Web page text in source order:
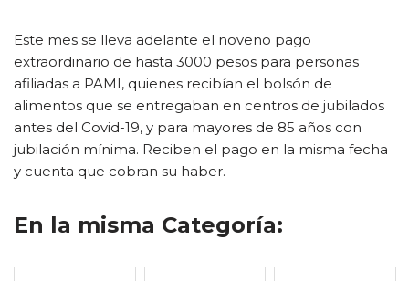
Este mes se lleva adelante el noveno pago
extraordinario de hasta 3000 pesos para personas
afiliadas a PAMI, quienes recibían el bolsón de
alimentos que se entregaban en centros de jubilados
antes del Covid-19, y para mayores de 85 años con
jubilación mínima. Reciben el pago en la misma fecha
y cuenta que cobran su haber.
En la misma Categoría: